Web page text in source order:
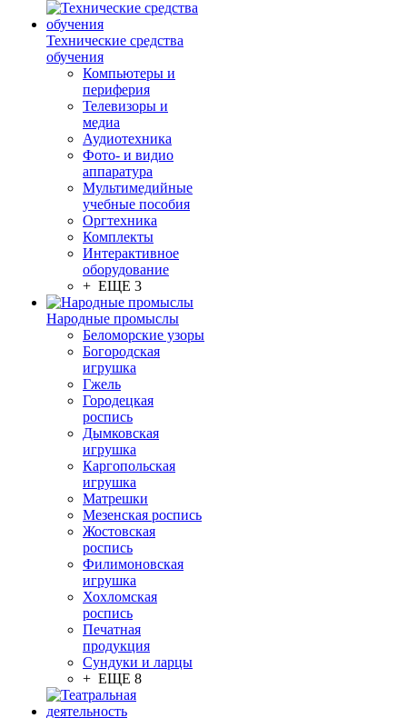
Технические средства
обучения
Компьютеры и
периферия
Телевизоры и
медиа
Аудиотехника
Фото- и видио
аппаратура
Мультимедийные
учебные пособия
Оргтехника
Комплекты
Интерактивное
оборудование
+ ЕЩЕ 3
Народные промыслы
Беломорские узоры
Богородская
игрушка
Гжель
Городецкая
роспись
Дымковская
игрушка
Каргопольская
игрушка
Матрешки
Мезенская роспись
Жостовская
роспись
Филимоновская
игрушка
Хохломская
роспись
Печатная
продукция
Сундуки и ларцы
+ ЕЩЕ 8